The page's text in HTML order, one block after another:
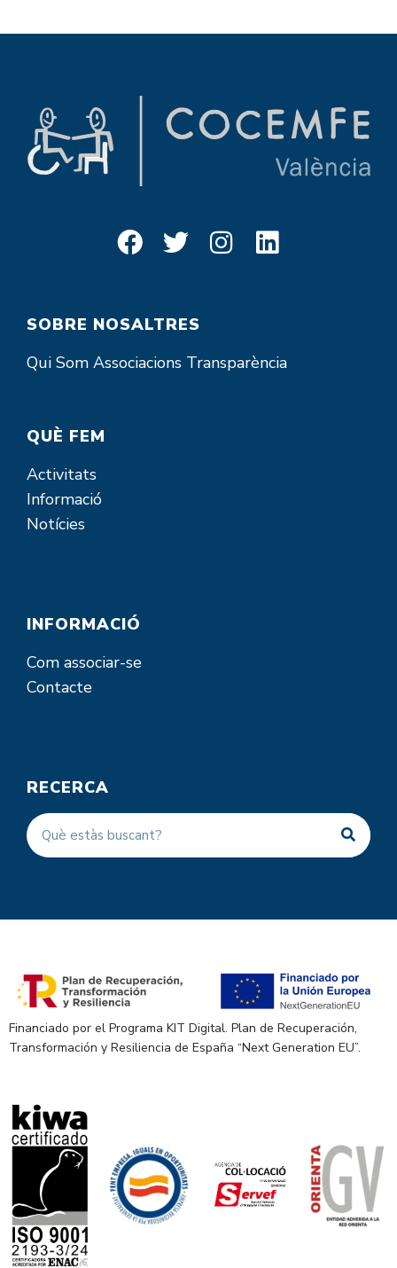
SOBRE NOSALTRES
Qui Som Associacions Transparència
QUÈ FEM
Activitats
Informació
Notícies
INFORMACIÓ
Com associar-se
Contacte
RECERCA
Financiado por el Programa KIT Digital. Plan de Recuperación,
Transformación y Resiliencia de España “Next Generation EU”.